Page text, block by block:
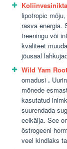
lipotropic
rasva energia.
treeningu või
kvaliteet
jõusaal
Wild Yam Root
omadusi .
mõnede
kasutatud
suurendada
eelkäija. See
östrogeeni
veel kindlaks